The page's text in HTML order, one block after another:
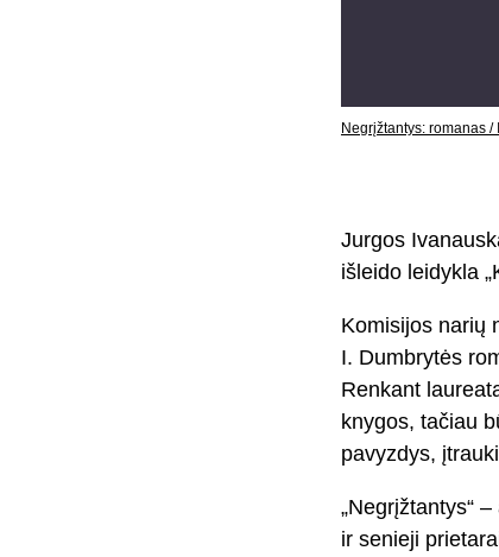
Negrįžtantys: romanas
Jurgos
išleido leidykla
Komisijos narių
I. Dumbrytės
Renkant
knygos, tačiau
pavyzdys,
„Negrįžtantys“
ir senieji